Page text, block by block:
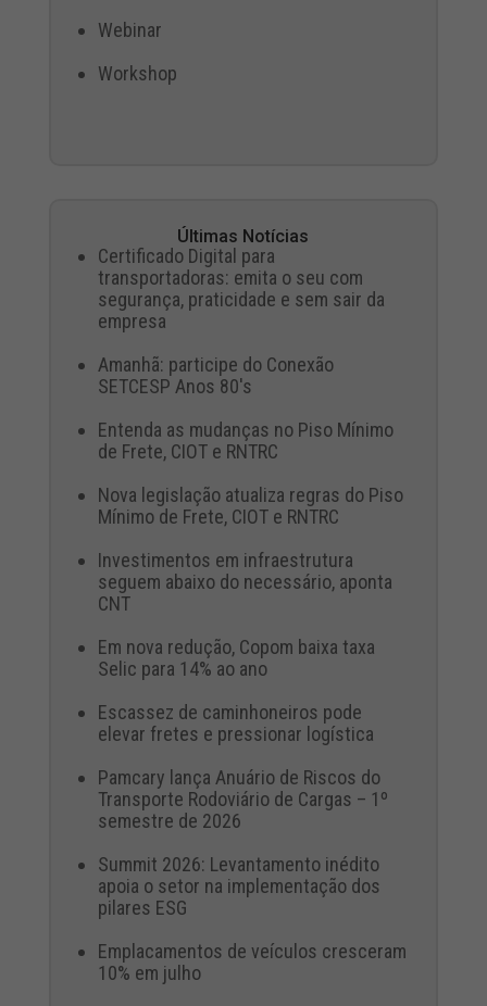
Webinar
Workshop
Últimas Notícias
Certificado Digital para
transportadoras: emita o seu com
segurança, praticidade e sem sair da
empresa
Amanhã: participe do Conexão
SETCESP Anos 80's
Entenda as mudanças no Piso Mínimo
de Frete, CIOT e RNTRC
Nova legislação atualiza regras do Piso
Mínimo de Frete, CIOT e RNTRC
Investimentos em infraestrutura
seguem abaixo do necessário, aponta
CNT
Em nova redução, Copom baixa taxa
Selic para 14% ao ano
Escassez de caminhoneiros pode
elevar fretes e pressionar logística
Pamcary lança Anuário de Riscos do
Transporte Rodoviário de Cargas – 1º
semestre de 2026
Summit 2026: Levantamento inédito
apoia o setor na implementação dos
pilares ESG
Emplacamentos de veículos cresceram
10% em julho